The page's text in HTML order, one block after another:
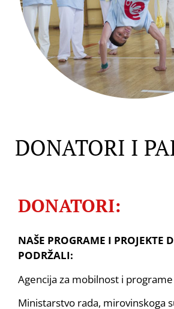
DONATORI I
DONATORI:
NAŠE PROGRAME I PROJEKTE
PODRŽALI:
Agencija za mobilnost i programe
Ministarstvo rada, mirovinskoga